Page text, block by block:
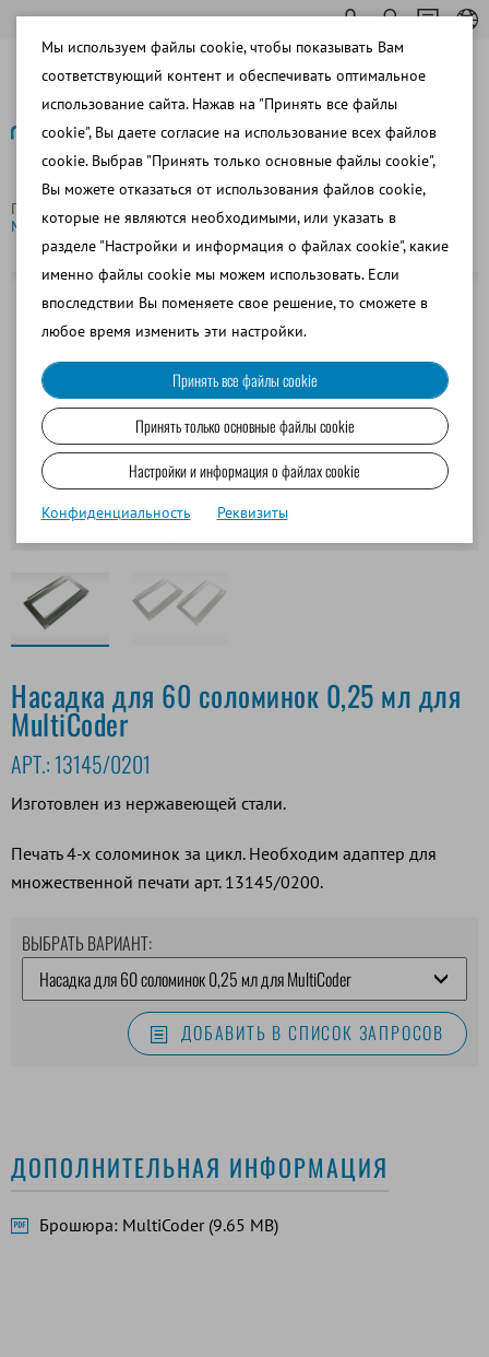
Главная страница
Насадка для 60 соломинок 0,25 мл для
MultiCoder
Назад
Насадка для 60 соломинок 0,25 мл для
MultiCoder
АРТ.: 13145/0201
Изготовлен из нержавеющей стали.
Печать 4-х соломинок за цикл. Необходим адаптер для
множественной печати арт. 13145/0200.
ВЫБРАТЬ ВАРИАНТ:
ДОБАВИТЬ В СПИСОК ЗАПРОСОВ
ДОПОЛНИТЕЛЬНАЯ ИНФОРМАЦИЯ
Брошюра: MultiCoder (9.65 MB)
Мы используем файлы cookie, чтобы показывать Вам
соответствующий контент и обеспечивать оптимальное
использование сайта. Нажав на "Принять все файлы
cookie", Вы даете согласие на использование всех файлов
cookie. Выбрав "Принять только основные файлы cookie",
Вы можете отказаться от использования файлов cookie,
которые не являются необходимыми, или указать в
разделе "Настройки и информация о файлах cookie", какие
именно файлы cookie мы можем использовать. Если
впоследствии Вы поменяете свое решение, то сможете в
любое время изменить эти настройки.
Принять все файлы cookie
Принять только основные файлы cookie
Настройки и информация о файлах cookie
Конфиденциальность Реквизиты